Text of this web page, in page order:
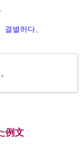
결별하다、
例文